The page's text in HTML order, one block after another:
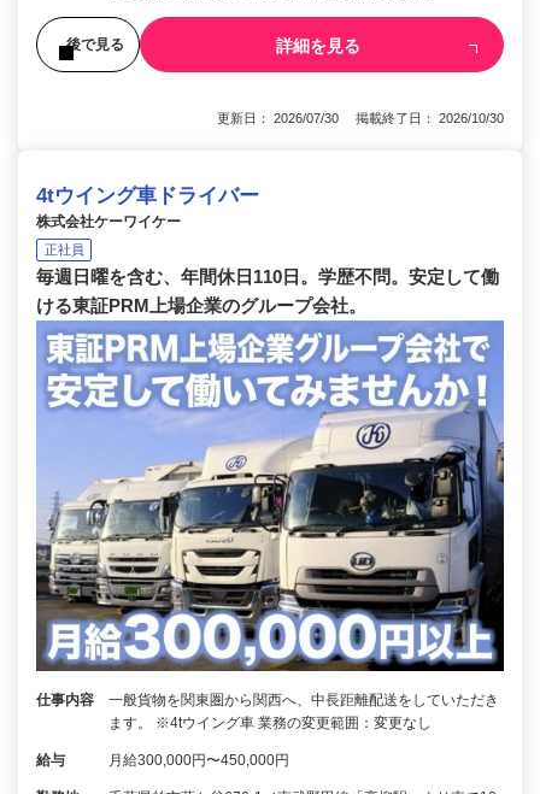
後で見る 詳細を見る
更新日： 2026/07/30 掲載終了日： 2026/10/30
4tウイング車ドライバー
株式会社ケーワイケー
正社員
毎週日曜を含む、年間休日110日。学歴不問。安定して働
ける東証PRM上場企業のグループ会社。
仕事内容
一般貨物を関東圏から関西へ、中長距離配送をしていただき
ます。 ※4tウイング車 業務の変更範囲：変更なし
給与 月給300,000円〜450,000円